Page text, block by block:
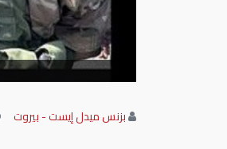
بزنس ميدل إيست - بيروت